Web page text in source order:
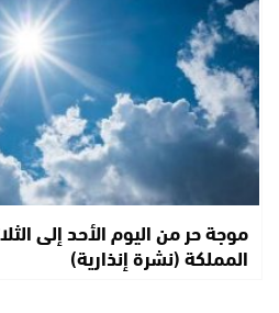
موجة حر من اليوم الأحد إلى
المملكة (نشرة إنذارية)